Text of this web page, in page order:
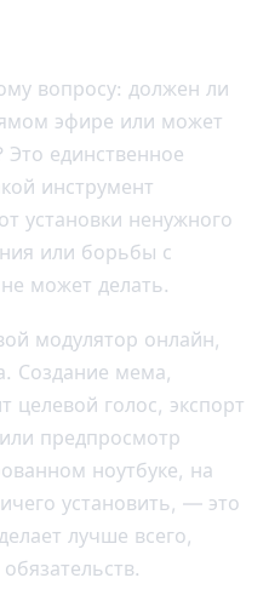
вопросу: должен ли
эфире или может
единственное
инструмент
установки ненужного
или борьбы с
может делать.
модулятор онлайн,
Создание мема,
целевой голос, экспорт
предпросмотр
ноутбуке, на
установить, — это
лучше всего,